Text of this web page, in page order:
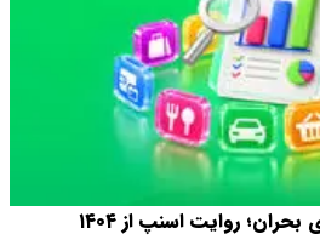
روایت اسنپ از ۱۴۰۴